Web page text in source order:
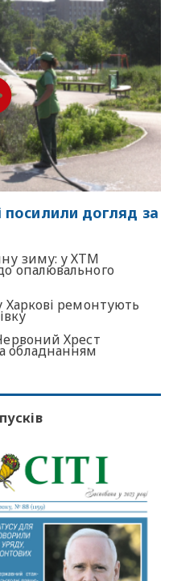
посилили догляд за
зиму: у ХТМ
опалювального
Харкові ремонтують
Хрест
обладнанням